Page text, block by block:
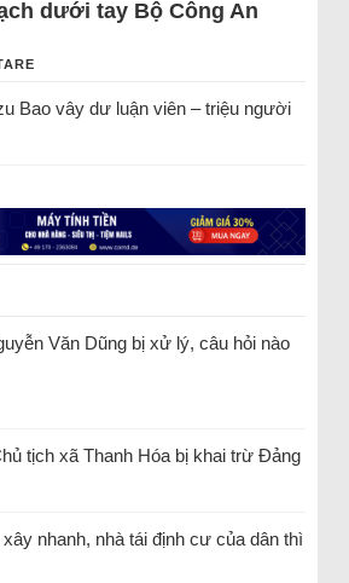
dưới tay Bộ Công An
Bao vây dư luận viên – triệu người
Văn Dũng bị xử lý, câu hỏi nào
tịch xã Thanh Hóa bị khai trừ Đảng
nhanh, nhà tái định cư của dân thì